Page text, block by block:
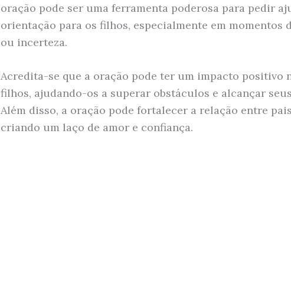
oração pode ser uma ferramenta poderosa para pedir
orientação para os filhos, especialmente em momentos
ou incerteza.
Acredita-se que a oração pode ter um impacto positivo
filhos, ajudando-os a superar obstáculos e alcançar
Além disso, a oração pode fortalecer a relação entre
criando um laço de amor e confiança.